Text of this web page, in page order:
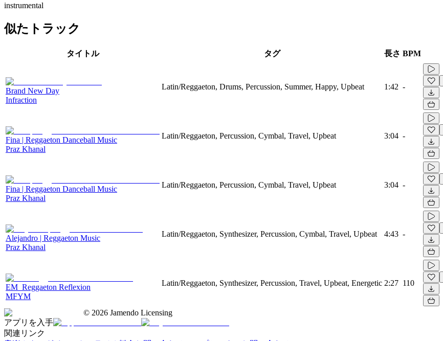
instrumental
似たトラック
タイトル タグ 長さ BPM
Brand New Day
Infraction
Latin/Reggaeton, Drums, Percussion, Summer, Happy, Upbeat 1:42 -
Fina | Reggaeton Danceball Music
Praz Khanal
Latin/Reggaeton, Percussion, Cymbal, Travel, Upbeat 3:04 -
Fina | Reggaeton Danceball Music
Praz Khanal
Latin/Reggaeton, Percussion, Cymbal, Travel, Upbeat 3:04 -
Alejandro | Reggaeton Music
Praz Khanal
Latin/Reggaeton, Synthesizer, Percussion, Cymbal, Travel, Upbeat 4:43 -
EM_Reggaeton Reflexion
MFYM
Latin/Reggaeton, Synthesizer, Percussion, Travel, Upbeat, Energetic 2:27 110
© 2026 Jamendo Licensing
アプリを入手
関連リンク